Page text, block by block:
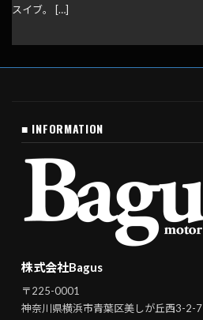
スイブ。 […]
■ INFORMATION
株式会社Bagus
〒225-0001
神奈川県横浜市青葉区美しが丘西3-2-7